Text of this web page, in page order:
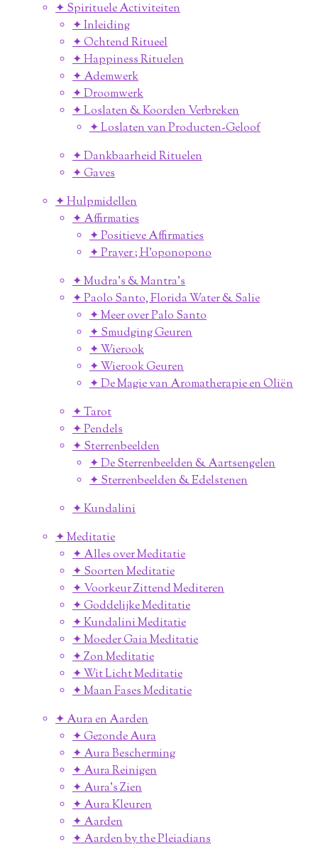
✦ Spirituele Activiteiten
✦ Inleiding
✦ Ochtend Ritueel
✦ Happiness Rituelen
✦ Ademwerk
✦ Droomwerk
✦ Loslaten & Koorden Verbreken
✦ Loslaten van Producten-Geloof
✦ Dankbaarheid Rituelen
✦ Gaves
✦ Hulpmidellen
✦ Affirmaties
✦ Positieve Affirmaties
✦ Prayer ; H'oponopono
✦ Mudra's & Mantra's
✦ Paolo Santo, Florida Water & Salie
✦ Meer over Palo Santo
✦ Smudging Geuren
✦ Wierook
✦ Wierook Geuren
✦ De Magie van Aromatherapie en Oliën
✦ Tarot
✦ Pendels
✦ Sterrenbeelden
✦ De Sterrenbeelden & Aartsengelen
✦ Sterrenbeelden & Edelstenen
✦ Kundalini
✦ Meditatie
✦ Alles over Meditatie
✦ Soorten Meditatie
✦ Voorkeur Zittend Mediteren
✦ Goddelijke Meditatie
✦ Kundalini Meditatie
✦ Moeder Gaia Meditatie
✦ Zon Meditatie
✦ Wit Licht Meditatie
✦ Maan Fases Meditatie
✦ Aura en Aarden
✦ Gezonde Aura
✦ Aura Bescherming
✦ Aura Reinigen
✦ Aura's Zien
✦ Aura Kleuren
✦ Aarden
✦ Aarden by the Pleiadians